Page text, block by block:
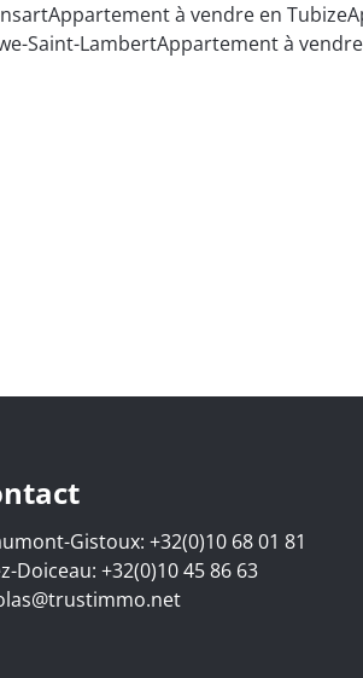
Appartement à vendre en Tubize
Saint-LambertAppartement à
Gistoux: +32(0)10 68 01 81
Doiceau: +32(0)10 45 86 63